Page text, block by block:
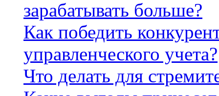
зарабатывать больше?
Как победить
управленческого учета?
Что делать для